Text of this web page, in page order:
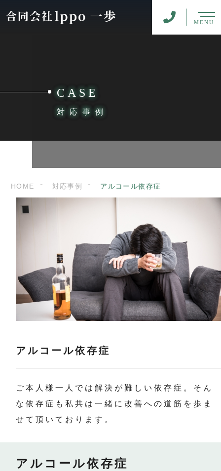
MENU
CASE
対応事例
HOME 対応事例 アルコール依存症
アルコール依存症
ご本人様一人では解決が難しい依存症。そん
な依存症も私共は一緒に改善への道筋を歩ま
せて頂いております。
アルコール依存症